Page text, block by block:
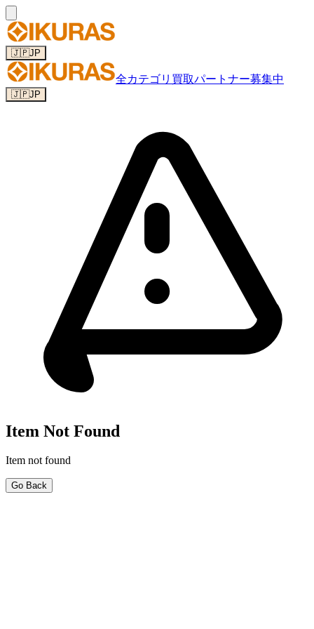
🇯🇵JP
全カテゴリ 買取パートナー募集中
🇯🇵JP
Item Not Found
Item not found
Go Back